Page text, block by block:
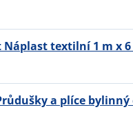
Náplast textilní 1 m x
a plíce bylinný